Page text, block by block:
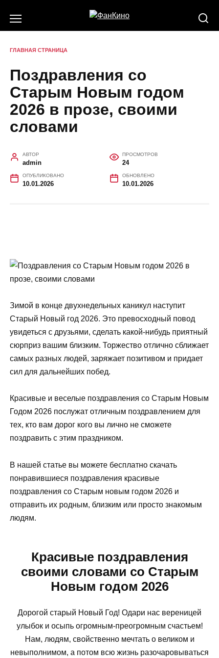
ГЛАВНАЯ СТРАНИЦА
Поздравления со
Старым Новым годом
2026 в прозе, своими
словами
АВТОР
admin
ПРОСМОТРОВ
24
ОПУБЛИКОВАНО
10.01.2026
ОБНОВЛЕНО
10.01.2026
Зимой в конце двухнедельных каникул наступит
Старый Новый год 2026. Это превосходный повод
увидеться с друзьями, сделать какой-нибудь приятный
сюрприз вашим близким. Торжество отлично сближает
самых разных людей, заряжает позитивом и придает
сил для дальнейших побед.
Красивые и веселые поздравления со Старым Новым
Годом 2026 послужат отличным поздравлением для
тех, кто вам дорог кого вы лично не сможете
поздравить с этим праздником.
В нашей статье вы можете бесплатно скачать
понравившиеся поздравления красивые
поздравления со Старым новым годом 2026 и
отправить их родным, близким или просто знакомым
людям.
Красивые поздравления
своими словами со Старым
Новым годом 2026
Дорогой старый Новый Год! Одари нас вереницей
улыбок и осыпь огромным-преогромным счастьем!
Нам, людям, свойственно мечтать о великом и
невыполнимом, а потом всю жизнь разочаровываться